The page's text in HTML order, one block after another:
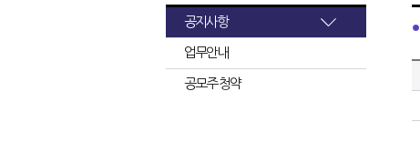
공지사항
업무안내
공모주 청약